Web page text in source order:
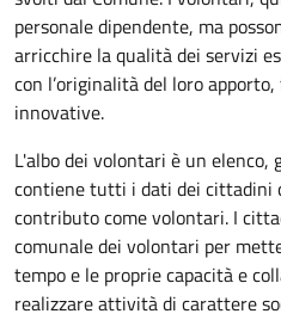
personale dipendente, ma
arricchire la qualità dei servizi
con l’originalità del loro
innovative.
L'albo dei volontari è un elenco,
contiene tutti i dati dei cittadini
contributo come volontari. I
comunale dei volontari per
tempo e le proprie capacità e
realizzare attività di carattere